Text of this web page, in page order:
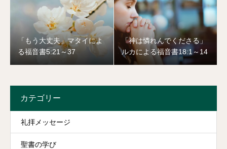
「もう大丈夫」マタイによ
る福音書5:21～37
「神は憐れんでくださる」
ルカによる福音書18:1～14
カテゴリー
礼拝メッセージ
聖書の学び